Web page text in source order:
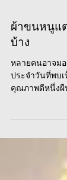
ผ้าขนหนูแ
บ้าง
ประจำวันที่พบ
คุณภาพดีหนึ่งผื
ละเอียดและใ
ด้ายที่เหมาะส